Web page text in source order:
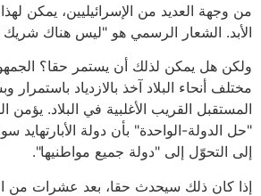
من وجهة العديد من الإسرائيليين، يمكن
الأبد. الشعار الرسمي هو "ليس هناك شريك
ولكن هل يمكن لذلك أن يستمر حقا؟
مختلف أنحاء البلاد آخذ بالازدياد
المستقبل القريب الأغلبية في البلاد. يؤمن
"حل الدولة-الواحدة" بأن دولة الأبارتهايد
إلى التحوّل إلى "دولة جميع مواطنيها".
إذا كان ذلك سيحدث حقا، بعد عشرات من